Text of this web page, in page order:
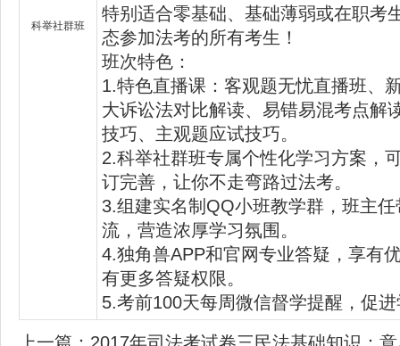
科举社群班
特别适合零基础、基础薄弱或在职考
态参加法考的所有考生！
班次特色：
1.特色直播课：客观题无忧直播班、
大诉讼法对比解读、易错易混考点解
技巧、主观题应试技巧。
2.科举社群班专属个性化学习方案，
订完善，让你不走弯路过法考。
3.组建实名制QQ小班教学群，班主
流，营造浓厚学习氛围。
4.独角兽APP和官网专业答疑，享有
有更多答疑权限。
5.考前100天每周微信督学提醒，促